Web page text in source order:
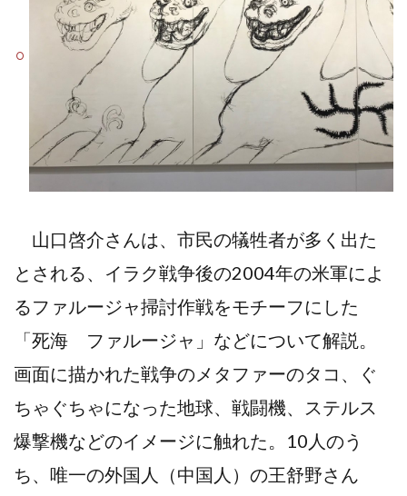
山口啓介さんは、市民の犠牲者が多く出た
とされる、イラク戦争後の2004年の米軍によ
るファルージャ掃討作戦をモチーフにした
「死海 ファルージャ」などについて解説。
画面に描かれた戦争のメタファーのタコ、ぐ
ちゃぐちゃになった地球、戦闘機、ステルス
爆撃機などのイメージに触れた。10人のう
ち、唯一の外国人（中国人）の王舒野さん